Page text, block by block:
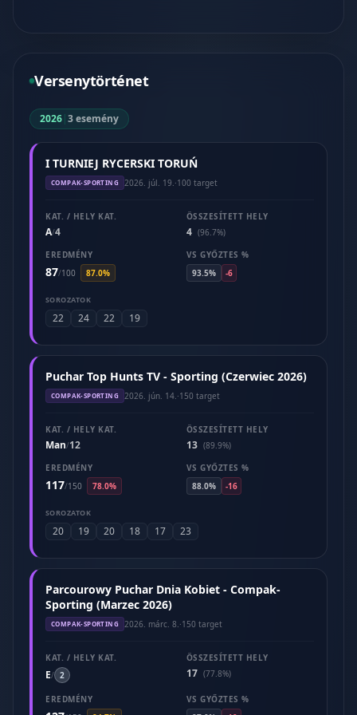
Versenytörténet
2026|3 esemény
I TURNIEJ RYCERSKI TORUŃ
COMPAK-SPORTING 2026. júl. 19. ·100 target
KAT. / HELY KAT.
A/4
ÖSSZESÍTETT HELY
4 (96.7%)
EREDMÉNY
87/100 87.0%
VS GYŐZTES %
93.5%
-6
SOROZATOK
22 24 22 19
Puchar Top Hunts TV - Sporting (Czerwiec 2026)
COMPAK-SPORTING 2026. jún. 14. ·150 target
KAT. / HELY KAT.
Man/12
ÖSSZESÍTETT HELY
13 (89.9%)
EREDMÉNY
117/150 78.0%
VS GYŐZTES %
88.0%
-16
SOROZATOK
20 19 20 18 17 23
Parcourowy Puchar Dnia Kobiet - Compak-
Sporting (Marzec 2026)
COMPAK-SPORTING 2026. márc. 8. ·150 target
KAT. / HELY KAT.
E/ 2
ÖSSZESÍTETT HELY
17 (77.8%)
EREDMÉNY
VS GYŐZTES %